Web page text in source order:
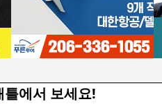
틀에서 보세요!